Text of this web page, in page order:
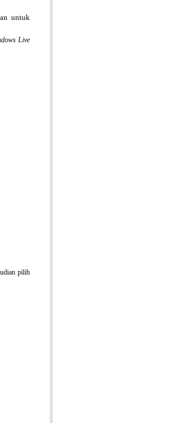
untuk
Live
pilih